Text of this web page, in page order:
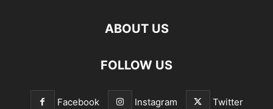
ABOUT US
FOLLOW US
Facebook Instagram Twitter